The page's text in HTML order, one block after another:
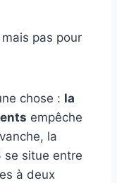
pas pour
chose : la
empêche
la
se situe entre
à deux